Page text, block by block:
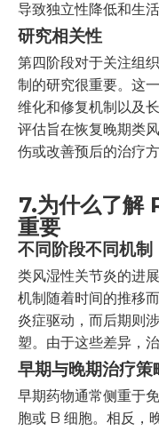
导致独立性降低和生活
研究相关性
第四阶段对于关注组
制的研究很重要。这
维化和修复机制以及
评估旨在恢复晚期类
伤或改善预后的治疗方
7.为什么了解
重要
不同阶段不同机制
类风湿性关节炎的进
机制随着时间的推移
炎症驱动，而后期则
塑。由于这些差异，
早期与晚期治疗策
早期药物通常侧重于
胞或 B 细胞。相反，